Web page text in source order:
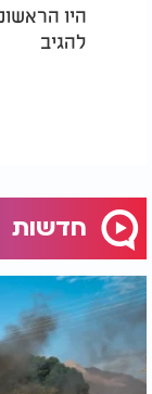
היו
להגיב
חדשות